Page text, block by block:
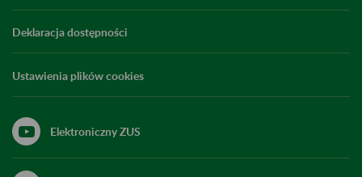
Deklaracja dostępności
Ustawienia plików cookies
Elektroniczny ZUS